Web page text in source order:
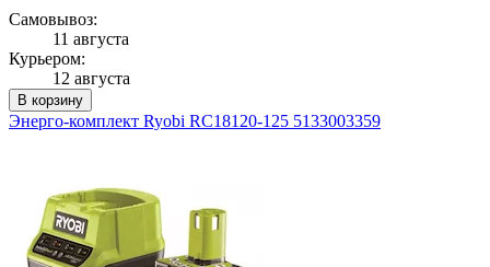
Самовывоз:
11 августа
Курьером:
12 августа
В корзину
Энерго-комплект Ryobi RC18120-125 5133003359